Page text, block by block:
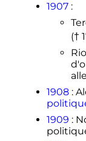
1907 :
(† 1
1908 :
1909 :